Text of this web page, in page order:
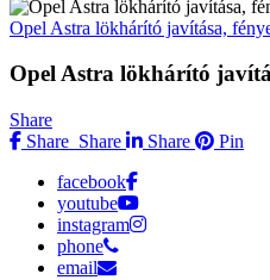
Opel Astra lökhárító javítása,
Opel Astra lökhárító
Share
Share Share Share
Pin
facebook
youtube
instagram
phone
email